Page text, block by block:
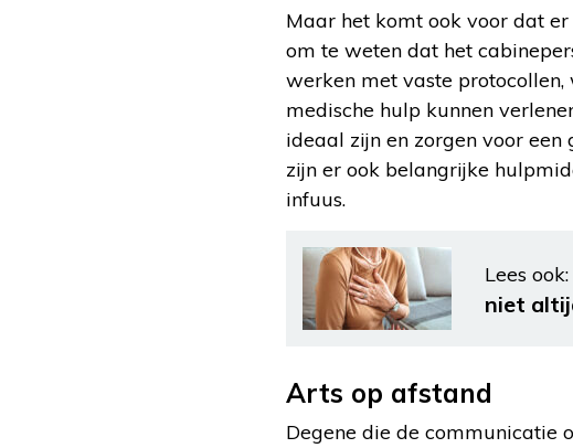
Maar het komt ook voor dat
om te weten dat het
werken met vaste
medische hulp kunnen
ideaal zijn en zorgen voor
zijn er ook belangrijke
infuus.
Lees ook:
niet
Arts op afstand
Degene die de communicatie